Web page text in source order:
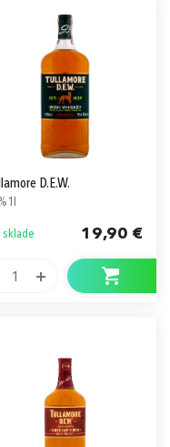
D.E.W.
1l
sklade 19,90 €
1